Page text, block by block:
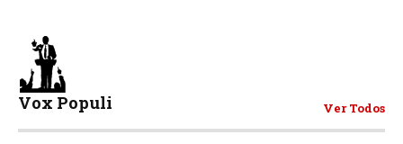
Vox Populi Ver Todos